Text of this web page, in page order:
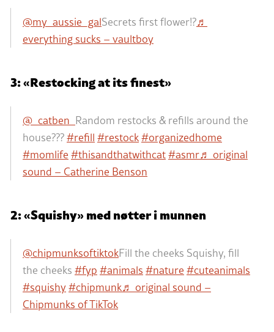
@my_aussie_galSecrets first flower!?♬
everything sucks – vaultboy
3: «Restocking at its finest»
@_catben_ Random restocks & refills around the
house???#refill #restock#organizedhome
#momlife #thisandthatwithcat#asmr♬ original
sound – Catherine Benson
2: «Squishy» med nøtter i munnen
@chipmunksoftiktokFill the cheeks Squishy, fill
the cheeks #fyp #animals #nature #cuteanimals
#squishy#chipmunk♬ original sound –
Chipmunks of TikTok